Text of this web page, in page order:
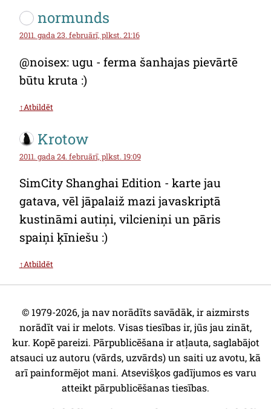
normunds
2011. gada 23. februārī, plkst. 21:16
@noisex: ugu - ferma šanhajas pievārtē
būtu kruta :)
↑Atbildēt
Krotow
2011. gada 24. februārī, plkst. 19:09
SimCity Shanghai Edition - karte jau
gatava, vēl jāpalaiž mazi javaskriptā
kustināmi autiņi, vilcieniņi un pāris
spaiņi ķīniešu :)
↑Atbildēt
© 1979-2026, ja nav norādīts savādāk, ir aizmirsts
norādīt vai ir melots. Visas tiesības ir, jūs jau zināt,
kur. Kopē pareizi. Pārpublicēšana ir atļauta, saglabājot
atsauci uz autoru (vārds, uzvārds) un saiti uz avotu, kā
arī painformējot mani. Atsevišķos gadījumos es varu
atteikt pārpublicēšanas tiesības.